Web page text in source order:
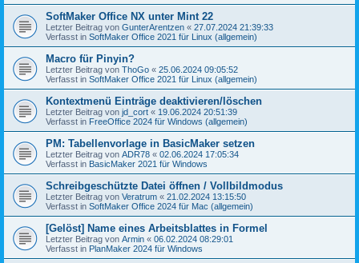
SoftMaker Office NX unter Mint 22
Letzter Beitrag von GunterArentzen « 27.07.2024 21:39:33
Verfasst in SoftMaker Office 2021 für Linux (allgemein)
Macro für Pinyin?
Letzter Beitrag von ThoGo « 25.06.2024 09:05:52
Verfasst in SoftMaker Office 2021 für Linux (allgemein)
Kontextmenü Einträge deaktivieren/löschen
Letzter Beitrag von jd_cort « 19.06.2024 20:51:39
Verfasst in FreeOffice 2024 für Windows (allgemein)
PM: Tabellenvorlage in BasicMaker setzen
Letzter Beitrag von ADR78 « 02.06.2024 17:05:34
Verfasst in BasicMaker 2021 für Windows
Schreibgeschützte Datei öffnen / Vollbildmodus
Letzter Beitrag von Veratrum « 21.02.2024 13:15:50
Verfasst in SoftMaker Office 2024 für Mac (allgemein)
[Gelöst] Name eines Arbeitsblattes in Formel
Letzter Beitrag von Armin « 06.02.2024 08:29:01
Verfasst in PlanMaker 2024 für Windows